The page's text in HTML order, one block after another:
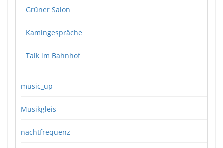
Grüner Salon
Kamingespräche
Talk im Bahnhof
music_up
Musikgleis
nachtfrequenz